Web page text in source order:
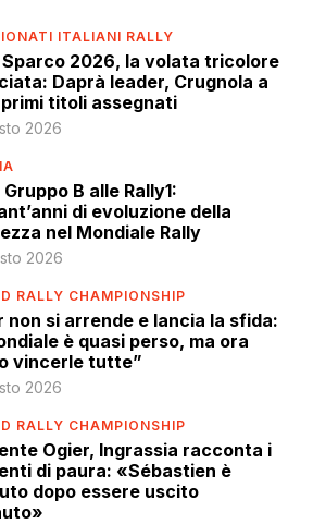
ITALIANI RALLY
Sparco 2026, la volata tricolore
Daprà leader, Crugnola a
primi titoli assegnati
2026
B alle Rally1:
di evoluzione della
nel Mondiale Rally
2026
RALLY CHAMPIONSHIP
non si arrende e lancia la sfida:
è quasi perso, ma ora
vincerle tutte”
2026
RALLY CHAMPIONSHIP
Ogier, Ingrassia racconta i
di paura: «Sébastien è
dopo essere uscito